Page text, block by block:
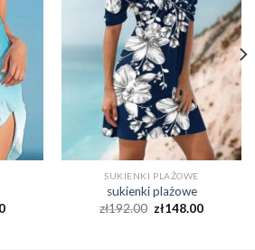
SUKIENKI PLAŻOWE
sukienki plażowe
zł192.00 zł148.00